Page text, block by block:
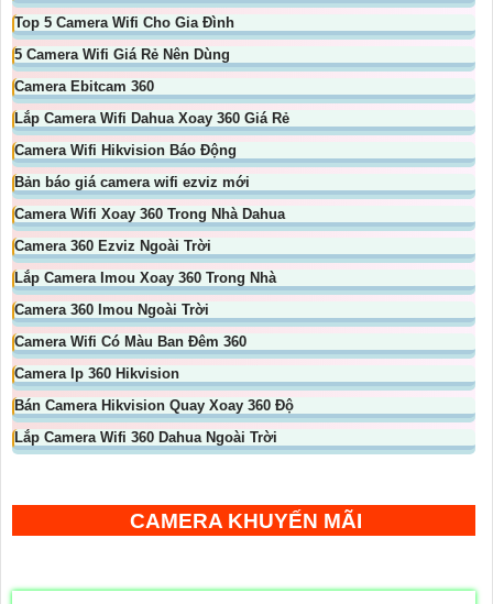
Top 5 Camera Wifi Cho Gia Đình
5 Camera Wifi Giá Rẻ Nên Dùng
Camera Ebitcam 360
Lắp Camera Wifi Dahua Xoay 360 Giá Rẻ
Camera Wifi Hikvision Báo Động
Bản báo giá camera wifi ezviz mới
Camera Wifi Xoay 360 Trong Nhà Dahua
Camera 360 Ezviz Ngoài Trời
Lắp Camera Imou Xoay 360 Trong Nhà
Camera 360 Imou Ngoài Trời
Camera Wifi Có Màu Ban Đêm 360
Camera Ip 360 Hikvision
Bán Camera Hikvision Quay Xoay 360 Độ
Lắp Camera Wifi 360 Dahua Ngoài Trời
CAMERA KHUYẾN MÃI